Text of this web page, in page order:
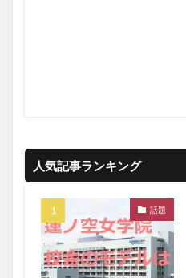
人気記事ランキング
話題